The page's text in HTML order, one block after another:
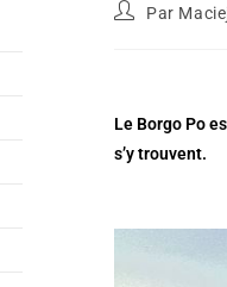
Par
Le Borgo Po
s’y trouvent.